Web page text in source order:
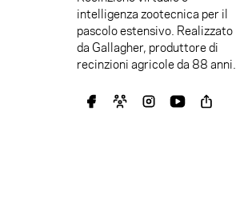
intelligenza zootecnica per il
pascolo estensivo. Realizzato
da Gallagher, produttore di
recinzioni agricole da 88 anni.